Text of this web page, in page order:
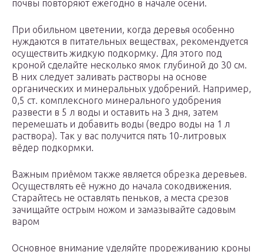
почвы повторяют ежегодно в начале осени.
При обильном цветении, когда деревья особенно
нуждаются в питательных веществах, рекомендуется
осуществить жидкую подкормку. Для этого под
кроной сделайте несколько ямок глубиной до 30 см.
В них следует заливать растворы на основе
органических и минеральных удобрений. Например,
0,5 ст. комплексного минерального удобрения
развести в 5 л воды и оставить на 3 дня, затем
перемешать и добавить воды (ведро воды на 1 л
раствора). Так у вас получится пять 10-литровых
вёдер подкормки.
Важным приёмом также является обрезка деревьев.
Осуществлять её нужно до начала сокодвижения.
Старайтесь не оставлять пеньков, а места срезов
зачищайте острым ножом и замазывайте садовым
варом
Основное внимание уделяйте прореживанию кроны